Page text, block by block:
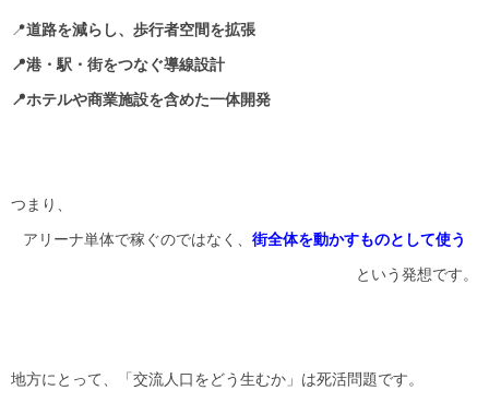
📍道路を減らし、歩行者空間を拡張
📍港・駅・街をつなぐ導線設計
📍ホテルや商業施設を含めた一体開発
つまり、
アリーナ単体で稼ぐのではなく、 街全体を動かすものとして使う
という発想です。
地方にとって、「交流人口をどう生むか」は死活問題です。